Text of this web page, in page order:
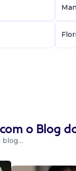
o Blog
blog…